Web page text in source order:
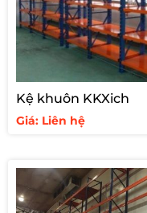
Kệ khuôn KKXich
Giá: Liên hệ